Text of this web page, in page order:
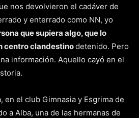
nos devolvieron el cadáver de
y enterrado como NN, yo
que supiera algo, que lo
centro clandestinodetenido. Pero
información. Aquello cayó en el
en el club Gimnasia y Esgrima de
a Alba, una de las hermanas de